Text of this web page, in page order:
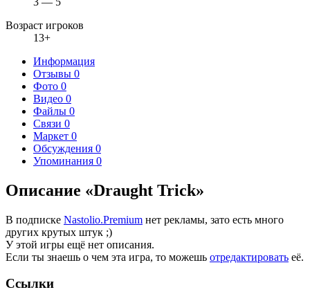
Возраст игроков
13+
Информация
Отзывы 0
Фото 0
Видео 0
Файлы 0
Связи 0
Маркет 0
Обсуждения 0
Упоминания 0
Описание «Draught Trick»
В подписке Nastolio.Premium нет рекламы, зато есть много
других крутых штук ;)
У этой игры ещё нет описания.
Если ты знаешь о чем эта игра, то можешь отредактировать её.
Ссылки